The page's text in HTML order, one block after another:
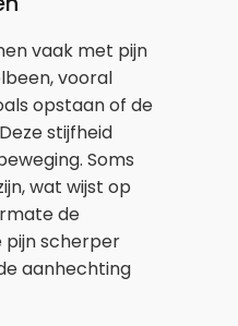
vaak met pijn
vooral
opstaan of de
stijfheid
Soms
wat wijst op
de
pijn scherper
aanhechting